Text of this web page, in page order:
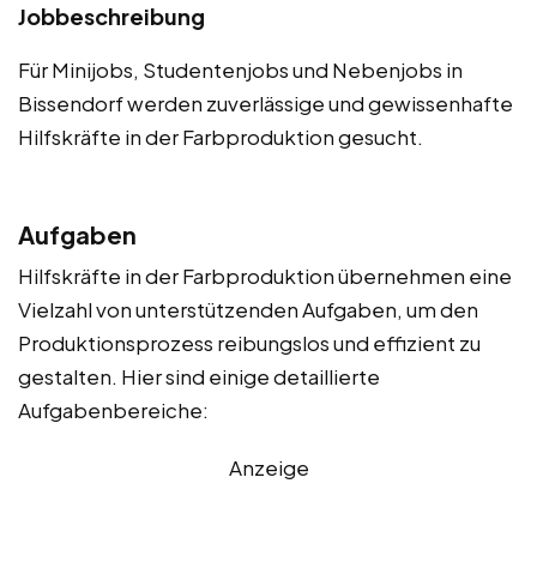
Jobbeschreibung
Für Minijobs, Studentenjobs und Nebenjobs in
Bissendorf werden zuverlässige und gewissenhafte
Hilfskräfte in der Farbproduktion gesucht.
Aufgaben
Hilfskräfte in der Farbproduktion übernehmen eine
Vielzahl von unterstützenden Aufgaben, um den
Produktionsprozess reibungslos und effizient zu
gestalten. Hier sind einige detaillierte
Aufgabenbereiche:
Anzeige